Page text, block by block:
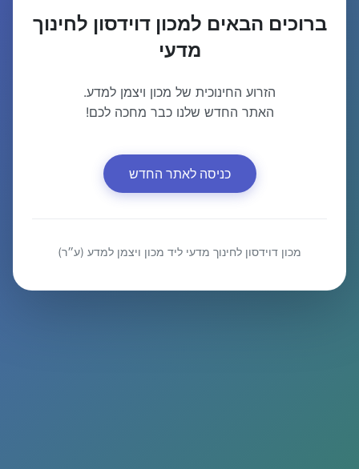
ברוכים הבאים למכון דוידסון לחינוך
מדעי
הזרוע החינוכית של מכון ויצמן למדע.
האתר החדש שלנו כבר מחכה לכם!
כניסה לאתר החדש
מכון דוידסון לחינוך מדעי ליד מכון ויצמן למדע (ע״ר)